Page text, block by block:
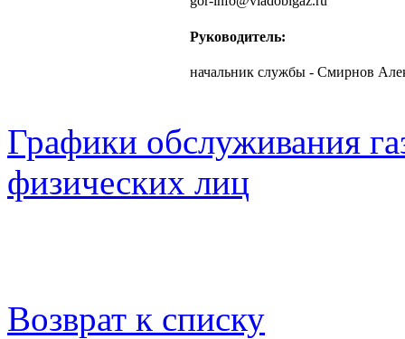
Руководитель:
начальник службы - Смирнов
Графики обслуживания
физических лиц
Возврат к списку